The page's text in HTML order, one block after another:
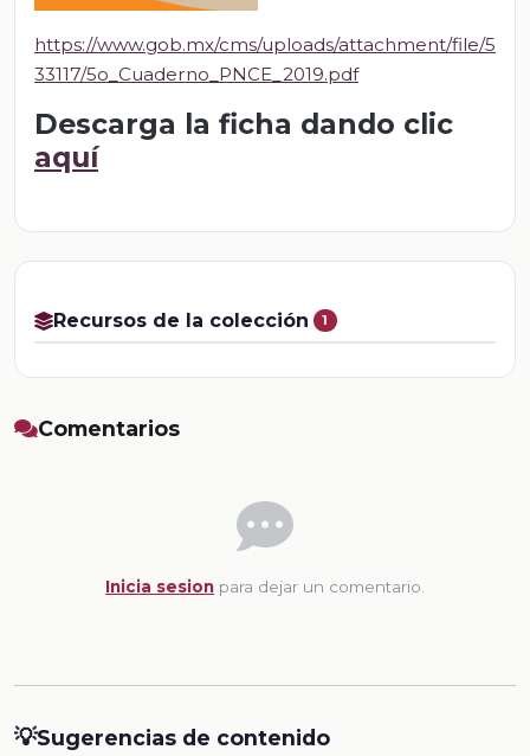
https://www.gob.mx/cms/uploads/attachment/file/5
33117/5o_Cuaderno_PNCE_2019.pdf
Descarga la ficha dando clic
aquí
Recursos de la colección 1
Comentarios
Inicia sesion para dejar un comentario.
💡Sugerencias de contenido